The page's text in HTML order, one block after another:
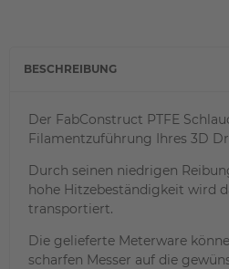
BESCHREIBUNG
Der FabConstruct PTFE
Filamentzuführung Ihres 3D
Durch seinen niedrigen
hohe Hitzebeständigkeit wird
transportiert.
Die gelieferte Meterware
scharfen Messer auf die